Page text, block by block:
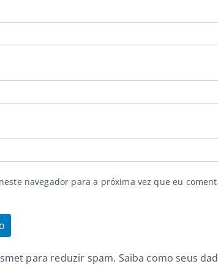
navegador para a próxima vez que eu
para reduzir spam. Saiba como seus